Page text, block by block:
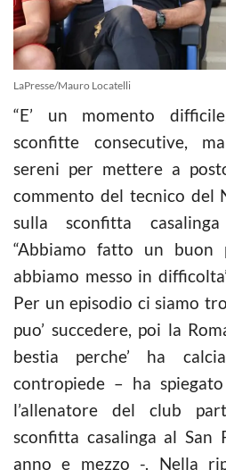
LaPresse/Mauro Locatelli
“E’ un momento
sconfitte consecutive,
sereni per mettere a
commento del tecnico del
sulla sconfitta
“Abbiamo fatto un
abbiamo messo in
Per un episodio ci siamo
puo’ succedere, poi la
bestia perche’ ha
contropiede – ha
l’allenatore del club
sconfitta casalinga al San
anno e mezzo -. Nella